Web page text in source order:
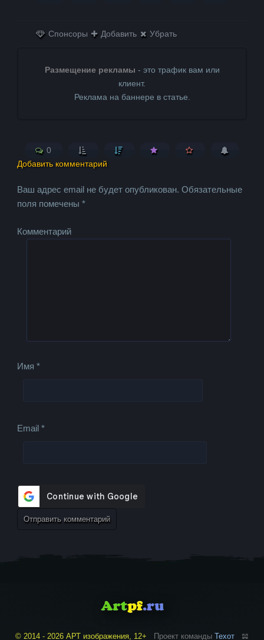
Спонсоры Добавить Убрать
Размещение рекламы - это трафик вам или
клиент.
Реклама на баннере в статье.
0
Добавить комментарий
Ваш адрес email не будет опубликован. Обязательные
поля помечены*
Комментарий
Имя*
Email*
© 2014 - 2026 АРТ изображения, 12+ Проект команды Техот 𝌴